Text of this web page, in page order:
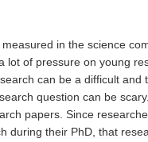
in the science
lot of pressure on young
can be a difficult
question can be
papers. Since
during their PhD, that